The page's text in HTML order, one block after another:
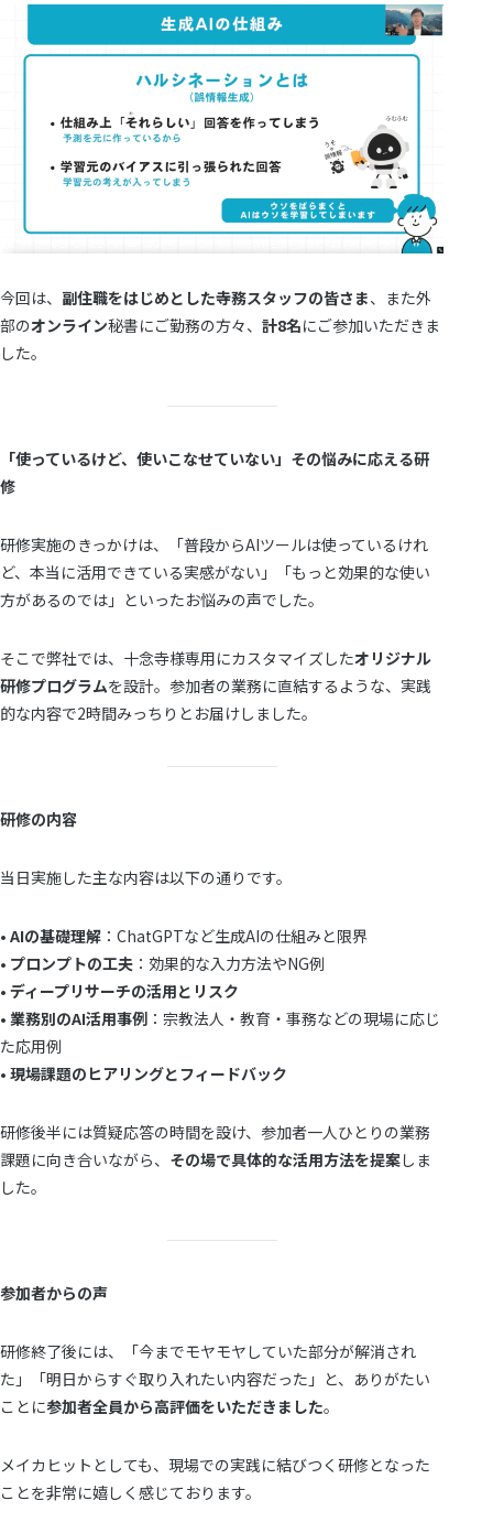
今回は、 副住職をはじめとした寺務スタッフの皆さま、また外
部のオンライン秘書にご勤務の方々、 計8名にご参加いただきま
した。
「使っているけど、使いこなせていない」その悩みに応える研
修
研修実施のきっかけは、「普段からAIツールは使っているけれ
ど、本当に活用できている実感がない」「もっと効果的な使い
方があるのでは」といったお悩みの声でした。
そこで弊社では、十念寺様専用にカスタマイズしたオリジナル
研修プログラムを設計。参加者の業務に直結するような、実践
的な内容で2時間みっちりとお届けしました。
研修の内容
当日実施した主な内容は以下の通りです。
• AIの基礎理解 ：ChatGPTなど生成AIの仕組みと限界
• プロンプトの工夫 ：効果的な入力方法やNG例
• ディープリサーチの活用とリスク
• 業務別のAI活用事例 ：宗教法人・教育・事務などの現場に応じ
た応用例
• 現場課題のヒアリングとフィードバック
研修後半には質疑応答の時間を設け、参加者一人ひとりの業務
課題に向き合いながら、 その場で具体的な活用方法を提案しま
した。
参加者からの声
研修終了後には、「今までモヤモヤしていた部分が解消され
た」「明日からすぐ取り入れたい内容だった」と、ありがたい
ことに参加者全員から高評価をいただきました。
メイカヒットとしても、現場での実践に結びつく研修となった
ことを非常に嬉しく感じております。